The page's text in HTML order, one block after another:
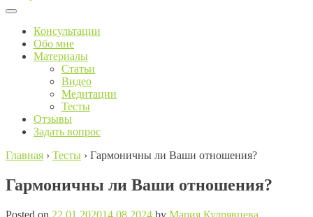
Menu
Консультации
Обо мне
Материалы
Статьи
Видео
Медитации
Тесты
Отзывы
Задать вопрос
Главная › Тесты › Гармоничны ли Ваши отношения?
Гармоничны ли Ваши отношения?
Posted on 22.01.202014.08.2024 by Мария Кудрявцева